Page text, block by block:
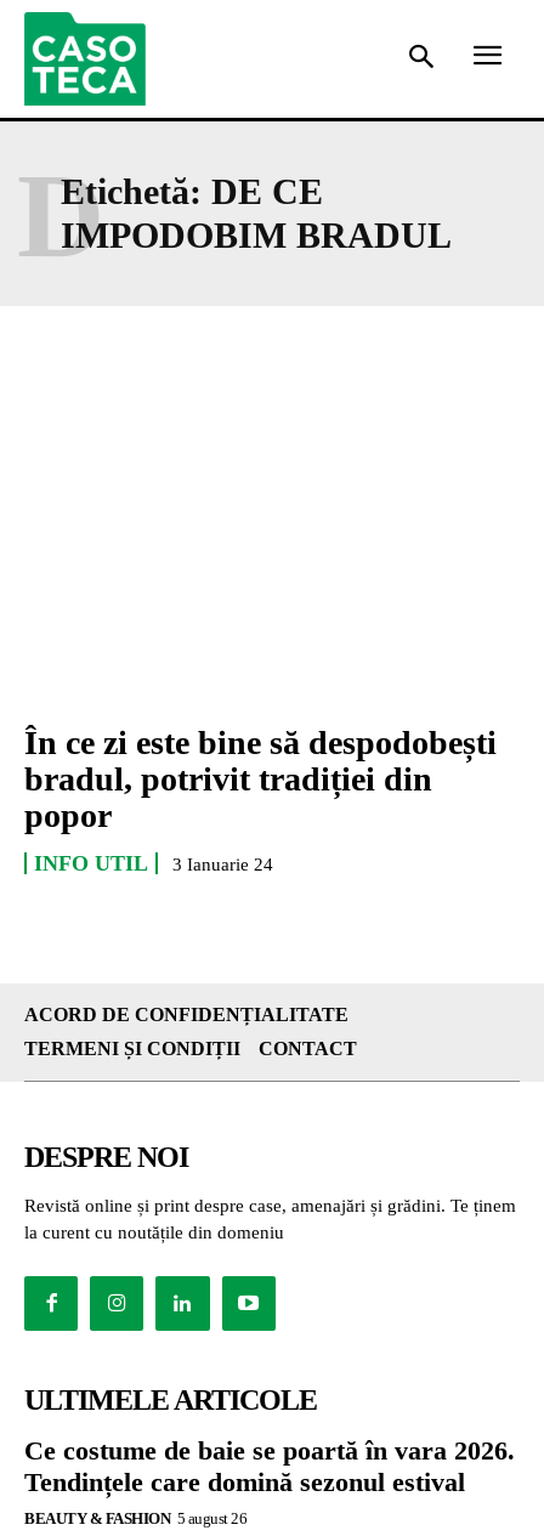
Etichetă: DE CE
IMPODOBIM BRADUL
D
În ce zi este bine să despodobești
bradul, potrivit tradiției din
popor
INFO UTIL 3 Ianuarie 24
ACORD DE CONFIDENȚIALITATE
TERMENI ȘI CONDIȚII
CONTACT
DESPRE NOI
Revistă online și print despre case, amenajări și grădini. Te ținem
la curent cu noutățile din domeniu
ULTIMELE ARTICOLE
Ce costume de baie se poartă în vara 2026.
Tendințele care domină sezonul estival
BEAUTY & FASHION 5 august 26